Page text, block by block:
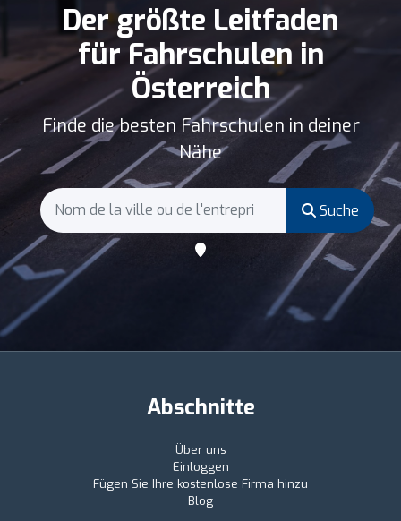
Der größte Leitfaden
für Fahrschulen in
Österreich
Finde die besten Fahrschulen in deiner
Nähe
Suche
Abschnitte
Über uns
Einloggen
Fügen Sie Ihre kostenlose Firma hinzu
Blog